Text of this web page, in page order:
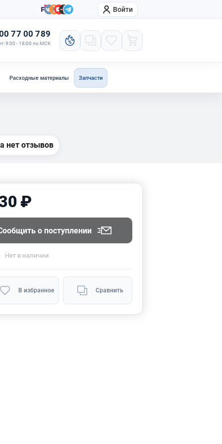
Компания Войти
77 00 789
9:00 - 18:00 по МСК
Расходные материалы Запчасти
нет отзывов
₽
о поступлении
Нет в наличии
В избранное Сравнить